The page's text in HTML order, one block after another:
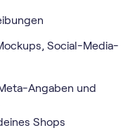
Social-Media-
Angaben und
Shops